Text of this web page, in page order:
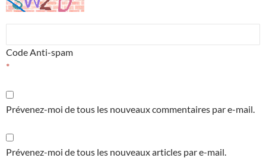
Code Anti-spam
*
Prévenez-moi de tous les nouveaux commentaires par e-mail.
Prévenez-moi de tous les nouveaux articles par e-mail.